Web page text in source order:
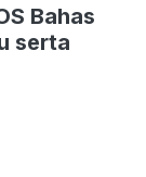
Bahas
serta